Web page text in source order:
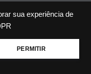
sua experiência de
PERMITIR
Expediente Home
os direitos reservados.